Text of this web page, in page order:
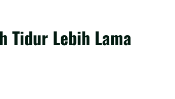
Tidur Lebih Lama